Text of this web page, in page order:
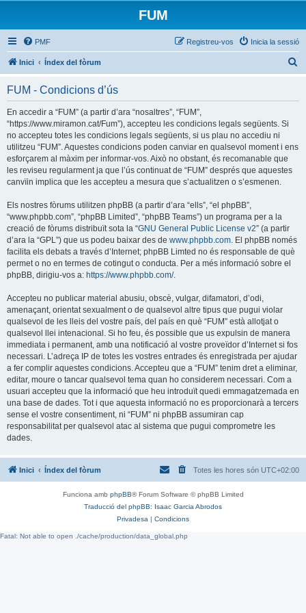
FUM
PMF Inicia la sessió
Registreu-vos
Inici Índex del fòrum
FUM - Condicions d’ús
En accedir a “FUM” (a partir d’ara “nosaltres”, “FUM”,
“https://www.miramon.cat/Fum”), accepteu les condicions legals següents. Si
no accepteu totes les condicions legals següents, si us plau no accediu ni
utilitzeu “FUM”. Aquestes condicions poden canviar en qualsevol moment i ens
esforçarem al màxim per informar-vos. Això no obstant, és recomanable que
les reviseu regularment ja que l’ús continuat de “FUM” després que aquestes
canvïin implica que les accepteu a mesura que s’actualitzen o s’esmenen.
Els nostres fòrums utilitzen phpBB (a partir d’ara “ells”, “el phpBB”,
“www.phpbb.com”, “phpBB Limited”, “phpBB Teams”) un programa per a la
creació de fòrums distribuït sota la “GNU General Public License v2” (a partir
d’ara la “GPL”) que us podeu baixar des de www.phpbb.com. El phpBB només
facilita els debats a través d’Internet; phpBB Limted no és responsable de què
permet o no en termes de cotingut o conducta. Per a més informació sobre el
phpBB, dirigiu-vos a: https://www.phpbb.com/.
Accepteu no publicar material abusiu, obscè, vulgar, difamatori, d’odi,
amenaçant, orientat sexualment o de qualsevol altre tipus que pugui violar
qualsevol de les lleis del vostre país, del país en què “FUM” està allotjat o
qualsevol llei intenacional. Si ho feu, és possible que us expulsin de manera
immediata i permanent, amb una notificació al vostre proveïdor d’Internet si fos
necessari. L’adreça IP de totes les vostres entrades és enregistrada per ajudar
a fer complir aquestes condicions. Accepteu que a “FUM” tenim dret a eliminar,
editar, moure o tancar qualsevol tema quan ho considerem necessari. Com a
usuari accepteu que la informació que heu introduït quedi emmagatzemada en
una base de dades. Tot i que aquesta informació no es proporcionarà a tercers
sense el vostre consentiment, ni “FUM” ni phpBB assumiran cap
responsabilitat per qualsevol atac al sistema que pugui comprometre les
dades.
Inici Índex del fòrum Totes les hores són UTC+02:00
Funciona amb phpBB® Forum Software © phpBB Limited
Traducció del phpBB: Isaac Garcia Abrodos
Privadesa | Condicions
Fatal: Not able to open ./cache/production/data_global.php